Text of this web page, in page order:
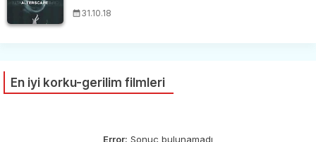
31.10.18
En iyi korku-gerilim filmleri
Error: Sonuç bulunamadı